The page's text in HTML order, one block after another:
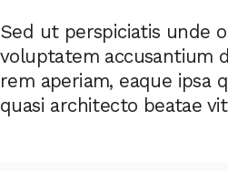
Sed ut perspiciatis unde
voluptatem accusantium
rem aperiam, eaque ipsa
quasi architecto beatae